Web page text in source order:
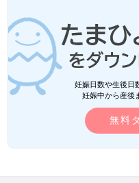
妊娠日数や生後日
妊娠中から産後
無料